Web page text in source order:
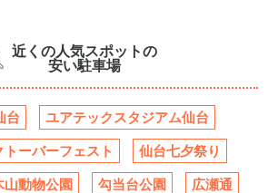
近くの人気スポットの
安い駐車場
台 ユアテックスタジアム仙台
トーバーフェスト 仙台七夕祭り
山動物公園 勾当台公園 広瀬通